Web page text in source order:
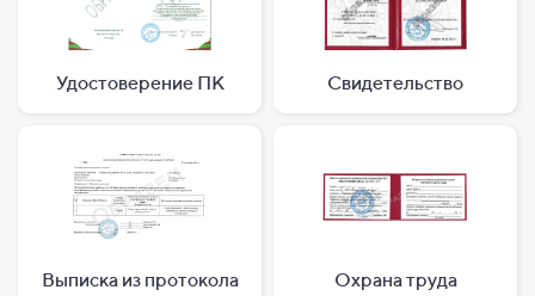
Удостоверение ПК Свидетельство
Выписка из протокола Охрана труда